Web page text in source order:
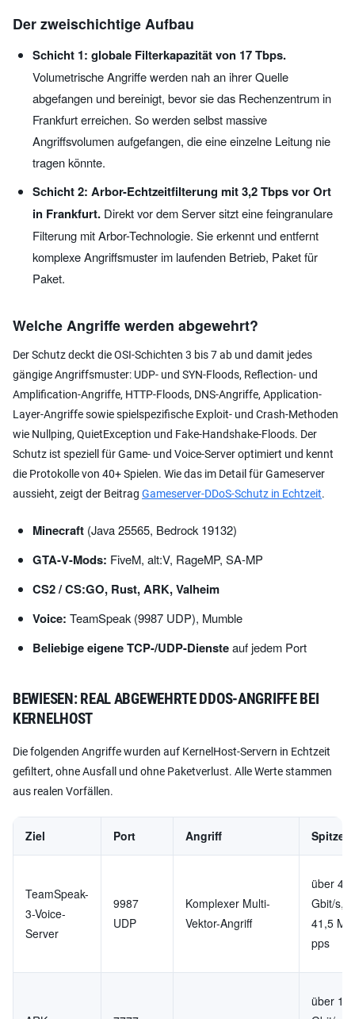
Der zweischichtige Aufbau
Schicht 1: globale Filterkapazität von 17 Tbps.
Volumetrische Angriffe werden nah an ihrer Quelle
abgefangen und bereinigt, bevor sie das Rechenzentrum in
Frankfurt erreichen. So werden selbst massive
Angriffsvolumen aufgefangen, die eine einzelne Leitung nie
tragen könnte.
Schicht 2: Arbor-Echtzeitfilterung mit 3,2 Tbps vor Ort
in Frankfurt. Direkt vor dem Server sitzt eine feingranulare
Filterung mit Arbor-Technologie. Sie erkennt und entfernt
komplexe Angriffsmuster im laufenden Betrieb, Paket für
Paket.
Welche Angriffe werden abgewehrt?
Der Schutz deckt die OSI-Schichten 3 bis 7 ab und damit jedes
gängige Angriffsmuster: UDP- und SYN-Floods, Reflection- und
Amplification-Angriffe, HTTP-Floods, DNS-Angriffe, Application-
Layer-Angriffe sowie spielspezifische Exploit- und Crash-Methoden
wie Nullping, QuietException und Fake-Handshake-Floods. Der
Schutz ist speziell für Game- und Voice-Server optimiert und kennt
die Protokolle von 40+ Spielen. Wie das im Detail für Gameserver
aussieht, zeigt der Beitrag Gameserver-DDoS-Schutz in Echtzeit.
Minecraft (Java 25565, Bedrock 19132)
GTA-V-Mods: FiveM, alt:V, RageMP, SA-MP
CS2 / CS:GO, Rust, ARK, Valheim
Voice: TeamSpeak (9987 UDP), Mumble
Beliebige eigene TCP-/UDP-Diensteauf jedem Port
BEWIESEN: REAL ABGEWEHRTE DDOS-ANGRIFFE BEI
KERNELHOST
Die folgenden Angriffe wurden auf KernelHost-Servern in Echtzeit
gefiltert, ohne Ausfall und ohne Paketverlust. Alle Werte stammen
aus realen Vorfällen.
Ziel Port Angriff
TeamSpeak-
3-Voice-
Server
9987
UDP
Komplexer Multi-
Vektor-Angriff
über
Gbit/s,
41,5
pps
über